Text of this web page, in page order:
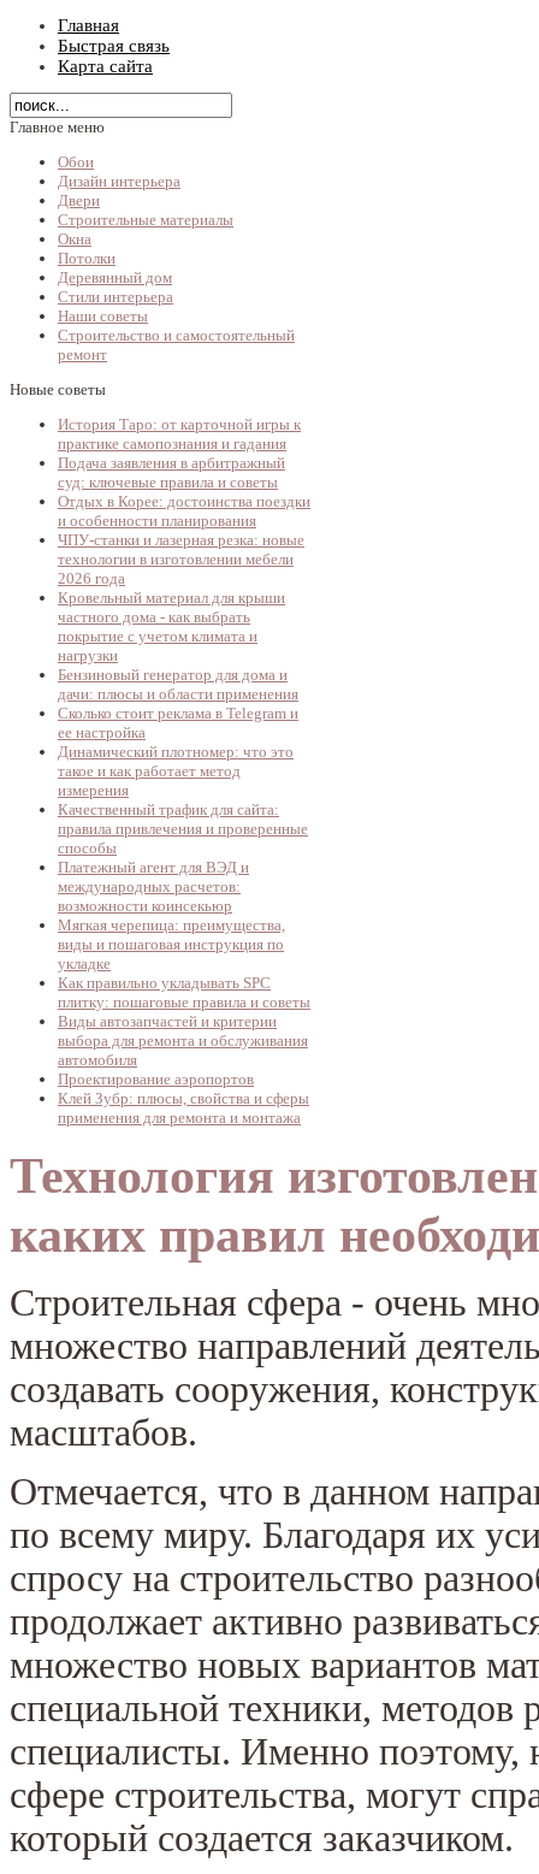
Главная
Быстрая связь
Карта сайта
Главное меню
Обои
Дизайн интерьера
Двери
Строительные материалы
Окна
Потолки
Деревянный дом
Стили интерьера
Наши советы
Строительство и самостоятельный
ремонт
Новые советы
История Таро: от карточной игры к
практике самопознания и гадания
Подача заявления в арбитражный
суд: ключевые правила и советы
Отдых в Корее: достоинства поездки
и особенности планирования
ЧПУ-станки и лазерная резка: новые
технологии в изготовлении мебели
2026 года
Кровельный материал для крыши
частного дома - как выбрать
покрытие с учетом климата и
нагрузки
Бензиновый генератор для дома и
дачи: плюсы и области применения
Сколько стоит реклама в Telegram и
ее настройка
Динамический плотномер: что это
такое и как работает метод
измерения
Качественный трафик для сайта:
правила привлечения и проверенные
способы
Платежный агент для ВЭД и
международных расчетов:
возможности коинсекьюр
Мягкая черепица: преимущества,
виды и пошаговая инструкция по
укладке
Как правильно укладывать SPC
плитку: пошаговые правила и советы
Виды автозапчастей и критерии
выбора для ремонта и обслуживания
автомобиля
Проектирование аэропортов
Клей Зубр: плюсы, свойства и сферы
применения для ремонта и монтажа
Технология
каких правил
Строительная сфера - очень
множество направлений
создавать сооружения,
масштабов.
Отмечается, что в данном
по всему миру. Благодаря их
спросу на строительство
продолжает активно
множество новых вариантов
специальной техники, методов
специалисты. Именно
сфере строительства, могут
который создается заказчиком.